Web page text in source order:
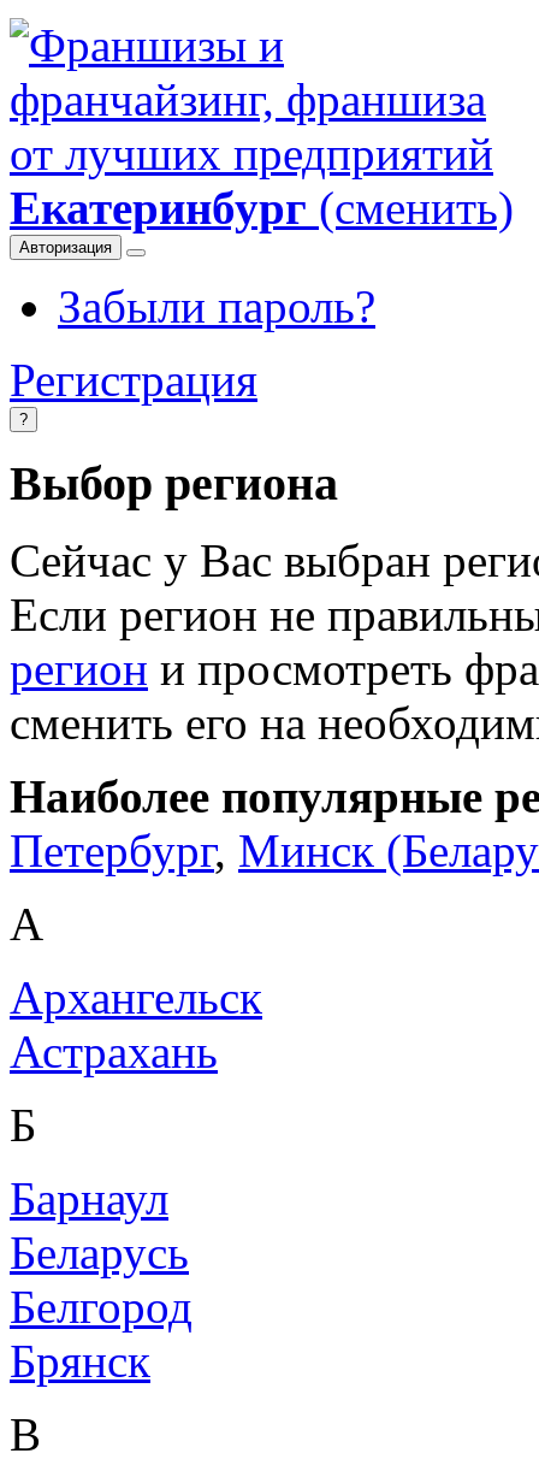
Екатеринбург (сменить)
Авторизация
Забыли пароль?
Регистрация
?
Выбор региона
Сейчас у Вас выбран
Если регион не
регион и просмотреть
сменить его на
Наиболее популярные
Петербург, Минск
А
Архангельск
Астрахань
Б
Барнаул
Беларусь
Белгород
Брянск
В